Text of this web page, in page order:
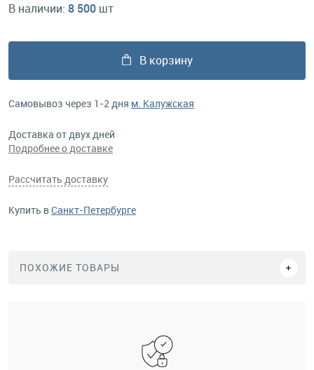
В наличии: 8 500 шт
В корзину
Самовывоз через 1-2 дня м. Калужская
Доставка от двух дней
Подробнее о доставке
Рассчитать доставку
Купить вСанкт-Петербурге
ПОХОЖИЕ ТОВАРЫ